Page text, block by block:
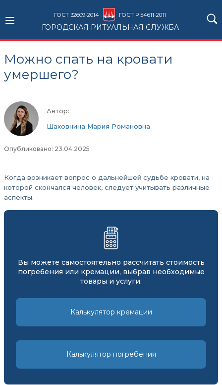
ГОСТ 32609-2014 ГОСТ Р 54611-2011
ГОРОДСКАЯ РИТУАЛЬНАЯ СЛУЖБА
Можно спать на кровати
умершего?
Автор:
Шаховнина Мария Романовна
Опубликовано: 23.04.2025
Когда возникает вопрос о дальнейшей судьбе кровати, на
которой скончался человек, следует учитывать различные
аспекты.
Вы можете самостоятельно рассчитать стоимость
погребения или кремации, выбрав необходимые
товары и услуги.
Калькулятор кремации
Калькулятор погребения